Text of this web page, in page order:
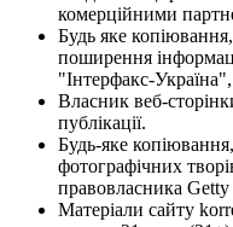
комерційними
Будь яке
поширення
"Інтерфакс-
Власник веб-
публікації.
Будь-яке
фотографічних
правовласника Getty
Матеріали сайту